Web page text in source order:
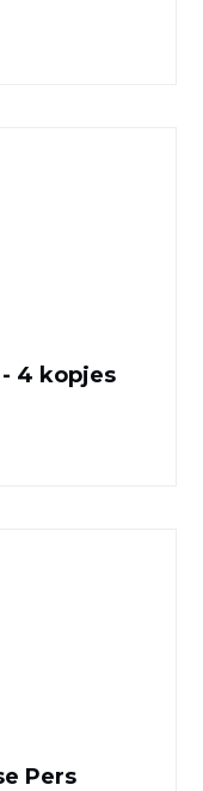
prijs
4 kopjes
prijs
Pers